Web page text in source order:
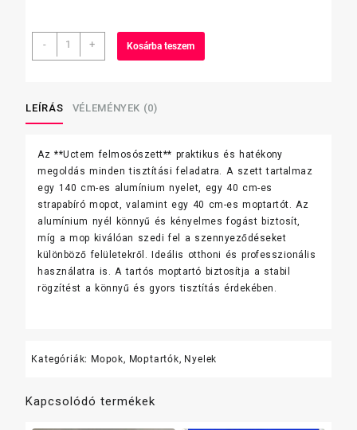
-
Uctem
felmosószett
alu
nyél
mop
40cm
+
40
cm-
s
moptartó)
mennyiség
+ Kosárba teszem
LEÍRÁS VÉLEMÉNYEK (0)
Az **Uctem felmosószett** praktikus és hatékony
megoldás minden tisztítási feladatra. A szett tartalmaz
egy 140 cm-es alumínium nyelet, egy 40 cm-es
strapabíró mopot, valamint egy 40 cm-es moptartót. Az
alumínium nyél könnyű és kényelmes fogást biztosít,
míg a mop kiválóan szedi fel a szennyeződéseket
különböző felületekről. Ideális otthoni és professzionális
használatra is. A tartós moptartó biztosítja a stabil
rögzítést a könnyű és gyors tisztítás érdekében.
Kategóriák: Mopok, Moptartók, Nyelek
Kapcsolódó termékek